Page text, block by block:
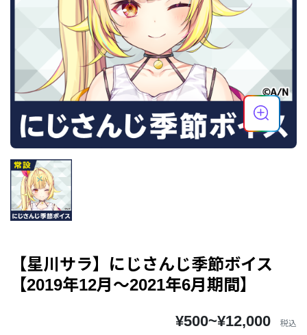
【星川サラ】にじさんじ季節ボイス
【2019年12月～2021年6月期間】
¥500~¥12,000 税込